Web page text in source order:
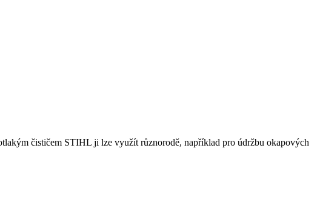
čističem STIHL ji lze využít různorodě, například pro údržbu okapových